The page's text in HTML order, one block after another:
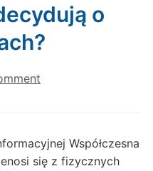
o
Współczesna
się z fizycznych